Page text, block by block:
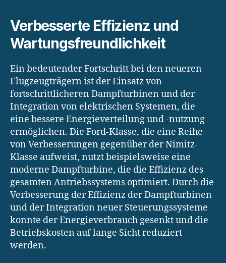
Verbesserte Effizienz und
Wartungsfreundlichkeit
Ein bedeutender Fortschritt bei den neueren
Flugzeugträgern ist der Einsatz von
fortschrittlicheren Dampfturbinen und der
Integration von elektrischen Systemen, die
eine bessere Energieverteilung und -nutzung
ermöglichen. Die Ford-Klasse, die eine Reihe
von Verbesserungen gegenüber der Nimitz-
Klasse aufweist, nutzt beispielsweise eine
moderne Dampfturbine, die die Effizienz des
gesamten Antriebssystems optimiert. Durch die
Verbesserung der Effizienz der Dampfturbinen
und der Integration neuer Steuerungssysteme
konnte der Energieverbrauch gesenkt und die
Betriebskosten auf lange Sicht reduziert
werden.